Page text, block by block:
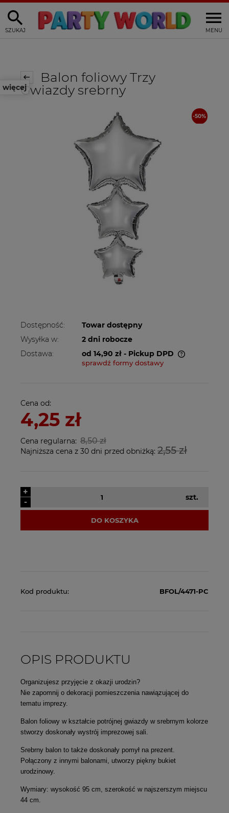
MENU
SZUKAJ
więcej
Balon foliowy Trzy
Gwiazdy srebrny
Dostępność:
Towar dostępny
Wysyłka w:
2 dni robocze
Dostawa:
od 14,90 zł - Pickup DPD
Cena nie zawiera ewentualnych kosztów
sprawdź formy dostawy
Cena od:
4,25 zł
Cena regularna: 8,50 zł
Najniższa cena z 30 dni przed obniżką: 2,55 zł
-
+
szt.
DO KOSZYKA
Kod produktu: BFOL/4471-PC
OPIS PRODUKTU
Organizujesz przyjęcie z okazji urodzin?
Nie zapomnij o dekoracji pomieszczenia nawiązującej do
tematu imprezy.
Balon foliowy w kształcie potrójnej gwiazdy w srebrnym kolorze
stworzy doskonały wystrój imprezowej sali.
Srebrny balon to także doskonały pomył na prezent.
Połączony z innymi balonami, utworzy piękny bukiet
urodzinowy.
Wymiary: wysokość 95 cm, szerokość w najszerszym miejscu
44 cm.